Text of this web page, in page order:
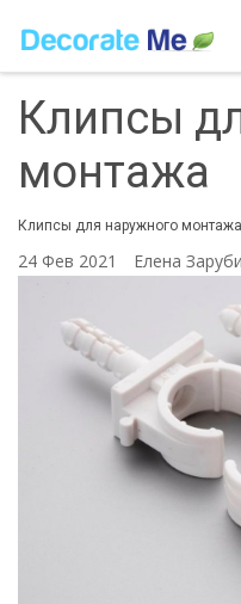
Клипсы
монтажа
Клипсы для наружного монтажа
24 Фев 2021 Елена